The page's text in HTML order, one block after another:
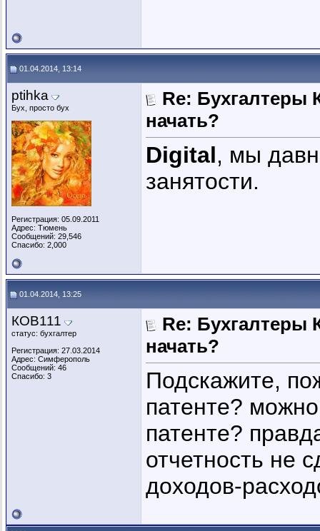
01.04.2014, 13:14
ptihka
Бух, просто бух
Регистрация: 05.09.2011
Адрес: Тюмень
Сообщений: 29,546
Спасибо: 2,000
Re: Бухгалтеры
начать?
Digital, мы
занятости.
01.04.2014, 13:25
КОВ111
статус: бухгалтер
Регистрация: 27.03.2014
Адрес: Симферополь
Сообщений: 46
Спасибо: 3
Re: Бухгалтеры
начать?
Подскажите,
патенте?
патенте?
отчетность не
доходов-